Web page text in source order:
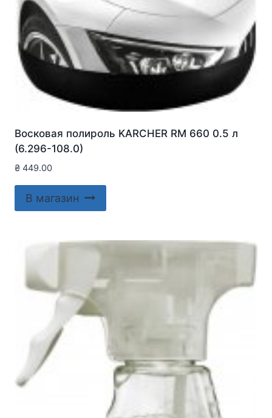
Восковая полироль KARCHER RM 660 0.5 л
(6.296-108.0)
₴ 449.00
В магазин